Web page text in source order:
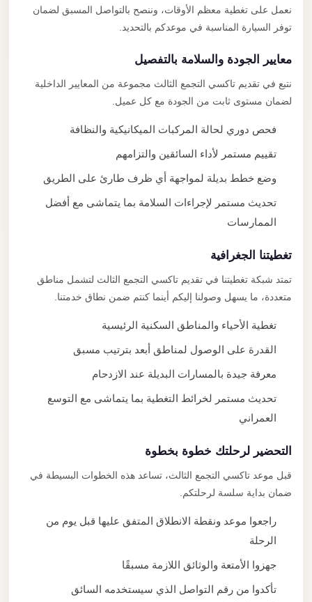
نعمل على تغطية معظم الأوقات، وننصح بالتواصل المسبق لضمان
توفر السيارة المناسبة في موعدكم بالتحديد.
معايير الجودة والسلامة بالتفصيل
نتبع في تقديم تاكسي التجمع الثالث مجموعة من المعايير الداخلية
لضمان مستوى ثابت من الجودة مع كل عميل.
فحص دوري لحالة المركبات الميكانيكية والنظافة
تقييم مستمر لأداء السائقين والتزامهم
وضع خطط بديلة لمواجهة أي ظرف طارئ على الطريق
تحديث مستمر لإجراءات السلامة بما يتماشى مع أفضل
الممارسات
تغطيتنا الجغرافية
تمتد شبكة تغطيتنا في تقديم تاكسي التجمع الثالث لتشمل مناطق
متعددة، ما يسهل وصولنا إليكم أينما كنتم ضمن نطاق خدمتنا.
تغطية الأحياء والمناطق السكنية الرئيسية
القدرة على الوصول لمناطق أبعد بترتيب مسبق
معرفة جيدة بالمسارات البديلة عند الازدحام
تحديث مستمر لخرائط التغطية بما يتماشى مع التوسع
العمراني
التحضير لرحلتك خطوة بخطوة
قبل موعد تاكسي التجمع الثالث، تساعد هذه الخطوات البسيطة في
ضمان بداية سلسة لرحلتكم.
راجعوا موعد ونقطة الانطلاق المتفق عليها قبل يوم من
الرحلة
جهزوا الأمتعة والوثائق اللازمة مسبقًا
تأكدوا من رقم التواصل الذي سيستخدمه السائق